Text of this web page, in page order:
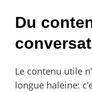
Du
Le contenu utile
longue haleine: